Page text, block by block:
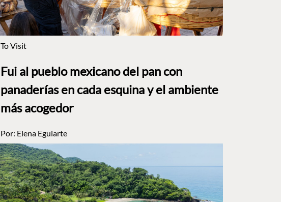
To Visit
Fui al pueblo mexicano del pan con
panaderías en cada esquina y el ambiente
más acogedor
Por: Elena Eguiarte